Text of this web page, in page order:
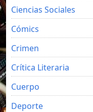
Ciencias Sociales
Cómics
Crimen
Crítica Literaria
Cuerpo
Deporte